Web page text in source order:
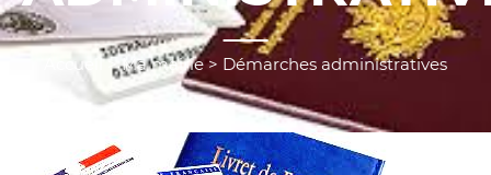
Accueil>Ma mairie > Démarches administratives